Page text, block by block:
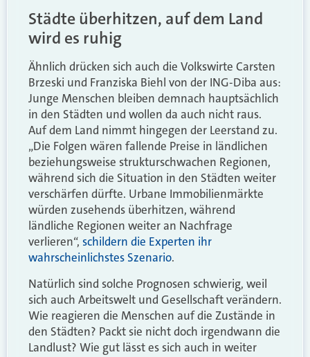
Städte überhitzen, auf dem Land
wird es ruhig
Ähnlich drücken sich auch die Volkswirte Carsten
Brzeski und Franziska Biehl von der ING-Diba aus:
Junge Menschen bleiben demnach hauptsächlich
in den Städten und wollen da auch nicht raus.
Auf dem Land nimmt hingegen der Leerstand zu.
„Die Folgen wären fallende Preise in ländlichen
beziehungsweise strukturschwachen Regionen,
während sich die Situation in den Städten weiter
verschärfen dürfte. Urbane Immobilienmärkte
würden zusehends überhitzen, während
ländliche Regionen weiter an Nachfrage
verlieren“, schildern die Experten ihr
wahrscheinlichstes Szenario.
Natürlich sind solche Prognosen schwierig, weil
sich auch Arbeitswelt und Gesellschaft verändern.
Wie reagieren die Menschen auf die Zustände in
den Städten? Packt sie nicht doch irgendwann die
Landlust? Wie gut lässt es sich auch in weiter